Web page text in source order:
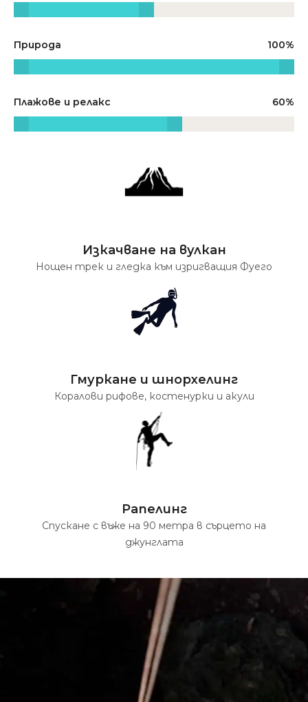
Природа 100
Плажове и релакс 60
Изкачване на вулкан
Нощен трек и гледка към изригващия Фуего
Гмуркане и шнорхелинг
Коралови рифове, костенурки и акули
Рапелинг
Спускане с въже на 90 метра в сърцето на
джунглата